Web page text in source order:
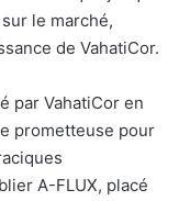
le marché,
de VahatiCor.
par VahatiCor en
prometteuse pour
A-FLUX, placé